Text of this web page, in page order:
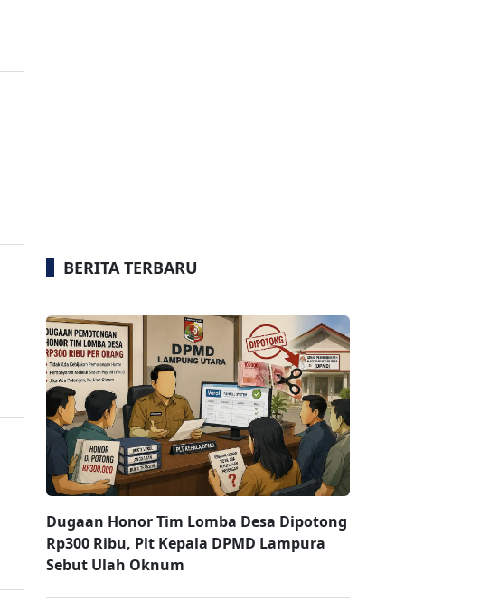
BERITA TERBARU
Dugaan Honor Tim Lomba Desa Dipotong
Rp300 Ribu, Plt Kepala DPMD Lampura
Sebut Ulah Oknum